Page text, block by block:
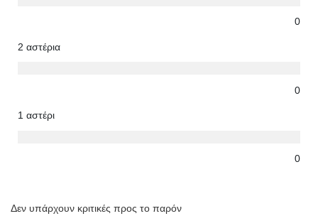
0
2 αστέρια
0
1 αστέρι
0
Δεν υπάρχουν κριτικές προς το παρόν